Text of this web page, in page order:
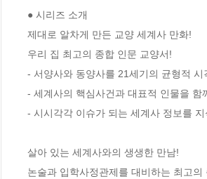
● 시리즈 소개
제대로 알차게 만든 교양 세계사 만화!
우리 집 최고의 종합 인문 교양서!
- 서양사와 동양사를 21세기의 균형적
- 세계사의 핵심사건과 대표적 인물을
- 시시각각 이슈가 되는 세계사 정보를
살아 있는 세계사와의 생생한 만남!
논술과 입학사정관제를 대비하는 최고의